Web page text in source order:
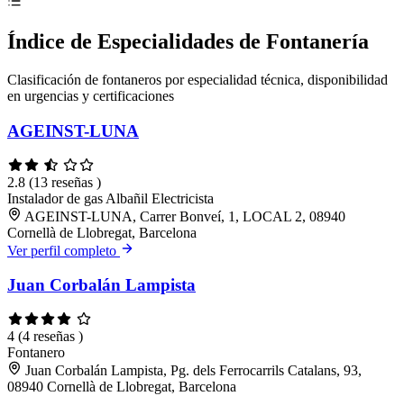
Índice de Especialidades de Fontanería
Clasificación de fontaneros por especialidad técnica, disponibilidad
en urgencias y certificaciones
AGEINST-LUNA
2.8 (13 reseñas )
Instalador de gas Albañil Electricista
AGEINST-LUNA, Carrer Bonveí, 1, LOCAL 2, 08940
Cornellà de Llobregat, Barcelona
Ver perfil completo
Juan Corbalán Lampista
4 (4 reseñas )
Fontanero
Juan Corbalán Lampista, Pg. dels Ferrocarrils Catalans, 93,
08940 Cornellà de Llobregat, Barcelona